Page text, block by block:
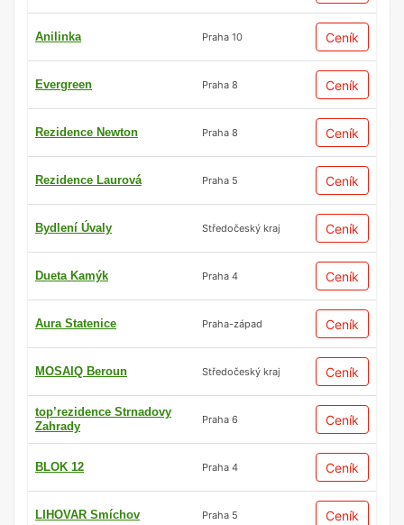
Anilinka Praha 10 Ceník
Evergreen Praha 8 Ceník
Rezidence Newton Praha 8 Ceník
Rezidence Laurová Praha 5 Ceník
Bydlení Úvaly Středočeský kraj Ceník
Dueta Kamýk Praha 4 Ceník
Aura Statenice Praha-západ Ceník
MOSAIQ Beroun Středočeský kraj Ceník
top’rezidence Strnadovy
Zahrady
Praha 6 Ceník
BLOK 12 Praha 4 Ceník
LIHOVAR Smíchov Praha 5 Ceník